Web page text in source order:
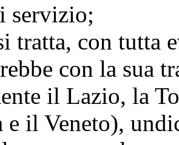
servizio;
con tutta
con la sua
il Lazio, la
e il Veneto),